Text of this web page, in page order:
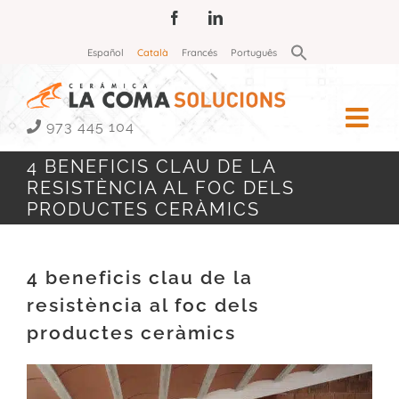
FacebookLinkedIn
Español Català Francés Português Search
for:
973 445 104
4 BENEFICIS CLAU DE LA
RESISTÈNCIA AL FOC DELS
PRODUCTES CERÀMICS
4 beneficis clau de la
resistència al foc dels
productes ceràmics
View